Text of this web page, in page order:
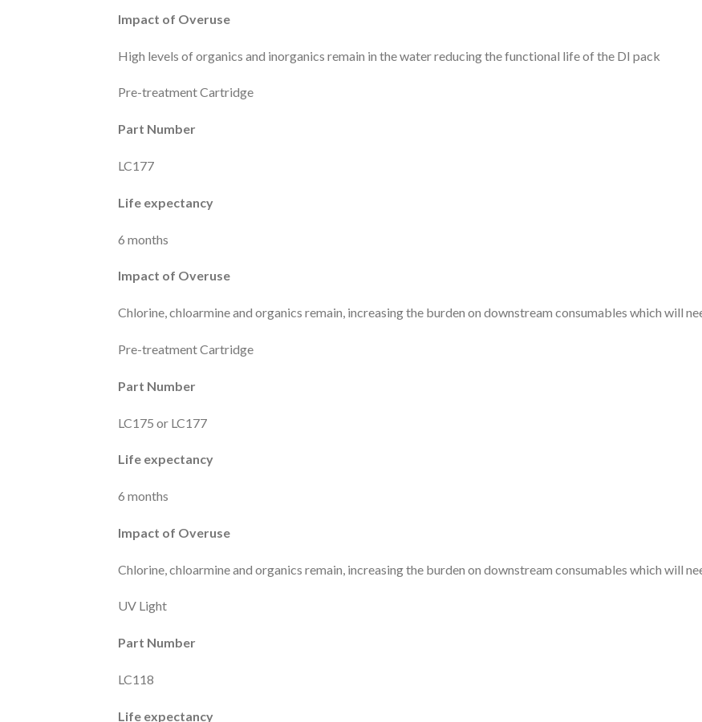
Impact of Overuse
High levels of organics and inorganics remain in the water reducing the functional life of the DI pack
Pre-treatment Cartridge
Part Number
LC177
Life expectancy
6 months
Impact of Overuse
Chlorine, chloarmine and organics remain, increasing the burden on downstream consumables which will
Pre-treatment Cartridge
Part Number
LC175 or LC177
Life expectancy
6 months
Impact of Overuse
Chlorine, chloarmine and organics remain, increasing the burden on downstream consumables which will
UV Light
Part Number
LC118
Life expectancy